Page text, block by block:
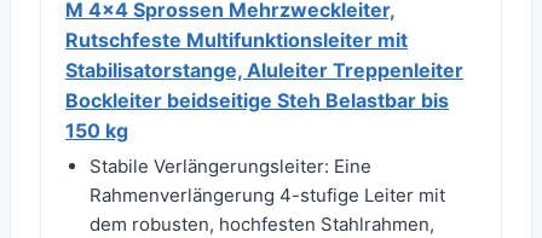
M 4x4 Sprossen Mehrzweckleiter,
Rutschfeste Multifunktionsleiter mit
Stabilisatorstange, Aluleiter Treppenleiter
Bockleiter beidseitige Steh Belastbar bis
150 kg
Stabile Verlängerungsleiter: Eine
Rahmenverlängerung 4-stufige Leiter mit
dem robusten, hochfesten Stahlrahmen,